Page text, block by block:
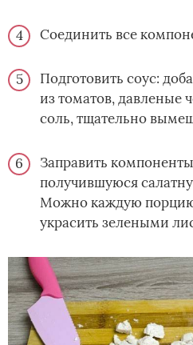
Соединить все
Подготовить соус:
из томатов, давленые
соль, тщательно
Заправить
получившуюся
Можно каждую
украсить зелеными